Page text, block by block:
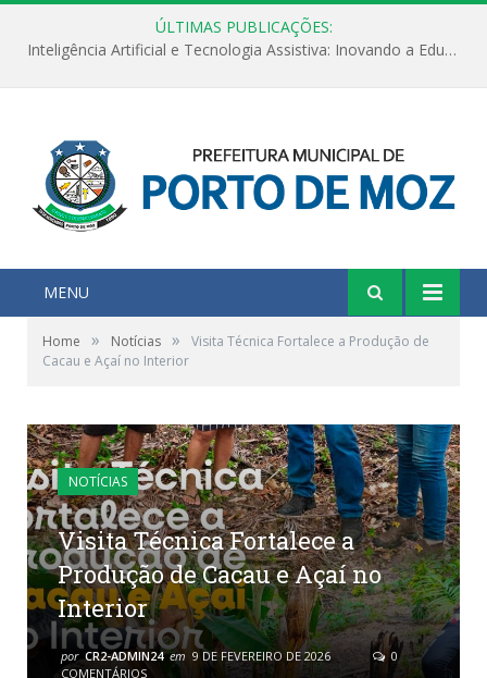
ÚLTIMAS PUBLICAÇÕES:
Inteligência Artificial e Tecnologia Assistiva: Inovando a Educação Especial e Inclusiva
MENU
Home » Notícias »
Visita Técnica Fortalece a Produção de
Cacau e Açaí no Interior
NOTÍCIAS
Visita Técnica Fortalece a
Produção de Cacau e Açaí no
Interior
por CR2-ADMIN24 em 9 DE FEVEREIRO DE 2026
0
COMENTÁRIOS